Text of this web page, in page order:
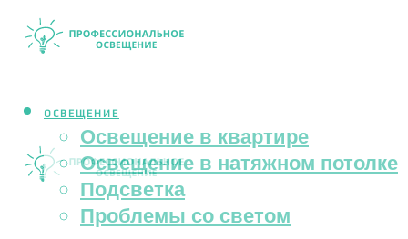
ОСВЕЩЕНИЕ
Освещение в квартире
Освещение в натяжном потолке
Подсветка
Проблемы со светом